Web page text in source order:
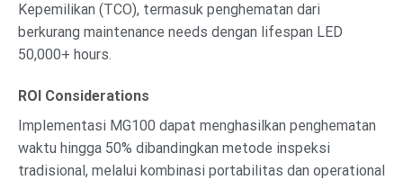
Kepemilikan (TCO), termasuk penghematan dari
berkurang maintenance needs dengan lifespan LED
50,000+ hours.
ROI Considerations
Implementasi MG100 dapat menghasilkan penghematan
waktu hingga 50% dibandingkan metode inspeksi
tradisional, melalui kombinasi portabilitas dan operational